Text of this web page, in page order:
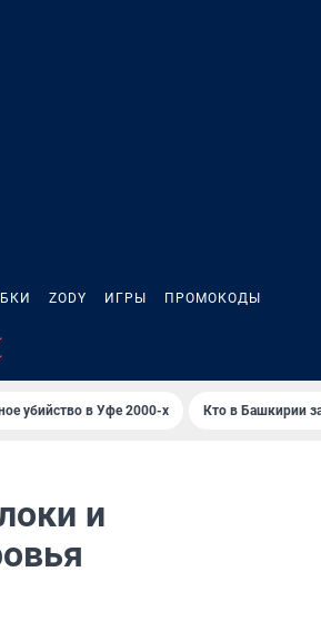
ZODY ИГРЫ ПРОМОКОДЫ
убийство в Уфе 2000-х Кто в Башкирии
и